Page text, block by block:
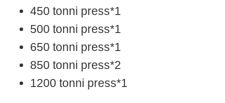
450 tonni press*1
500 tonni press*1
650 tonni press*1
850 tonni press*2
1200 tonni press*1